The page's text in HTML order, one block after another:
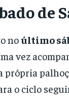
de
noúltimo
vez
própria
o ciclo